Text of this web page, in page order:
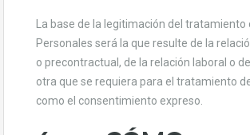
La base de la legitimación del tratamiento
Personales será la que resulte de la
o precontractual, de la relación laboral o
otra que se requiera para el tratamiento
como el consentimiento expreso.